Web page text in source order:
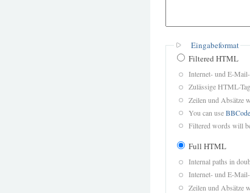
Eingabeformat
Filtered HTML
Internet- und E-
Zulässige HTML-
Zeilen und Absätze
You can useBBCode
Filtered words will
Full HTML
Internal paths in
Internet- und E-
Zeilen und Absätze